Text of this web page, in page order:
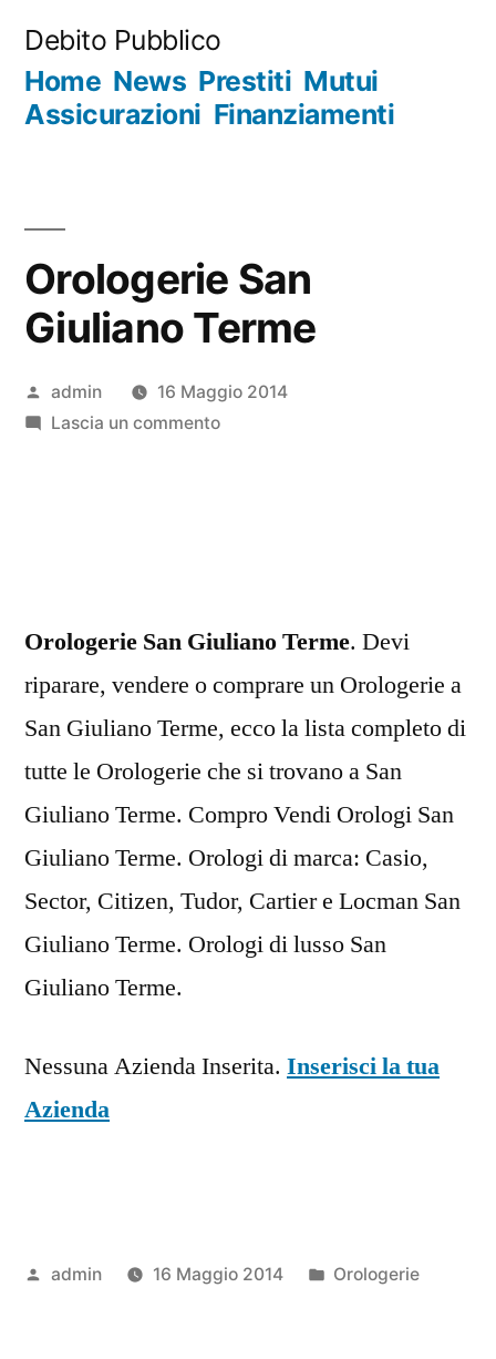
contenuto
Debito Pubblico
Home News Prestiti Mutui
Assicurazioni Finanziamenti
Orologerie San
Giuliano Terme
Pubblicato
da
admin
16 Maggio 2014
Lascia un commentosu
Orologerie San Giuliano Terme. Devi
riparare, vendere o comprare un Orologerie a
San Giuliano Terme, ecco la lista completo di
tutte le Orologerie che si trovano a San
Giuliano Terme. Compro Vendi Orologi San
Giuliano Terme. Orologi di marca: Casio,
Sector, Citizen, Tudor, Cartier e Locman San
Giuliano Terme. Orologi di lusso San
Giuliano Terme.
Nessuna Azienda Inserita. Inserisci la tua
Azienda
Pubblicato
admin 16 Maggio 2014
Pubblicato
Orologerie